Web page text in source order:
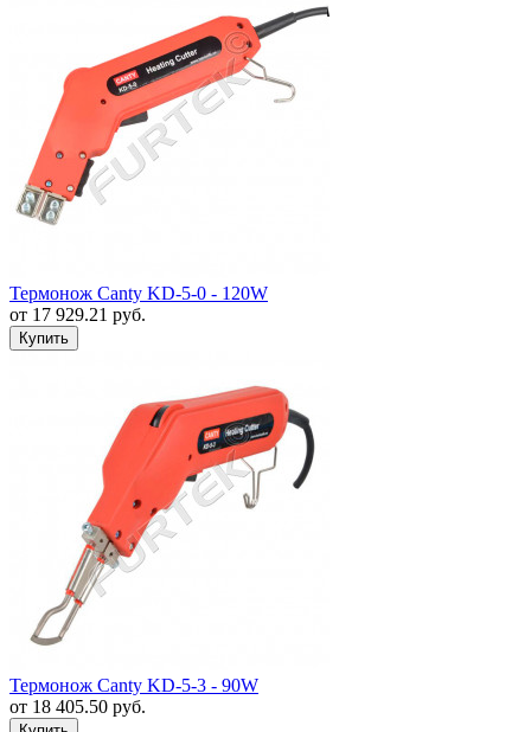
Термонож Canty KD-5-0 - 120W
от 17 929.21 руб.
Термонож Canty KD-5-3 - 90W
от 18 405.50 руб.